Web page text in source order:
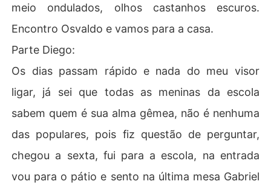
meio ondulados, olhos castanhos escuros.
Encontro Osvaldo e vamos para a casa.
Parte Diego:
Os dias passam rápido e nada do meu visor
ligar, já sei que todas as meninas da escola
sabem quem é sua alma gêmea, não é nenhuma
das populares, pois fiz questão de perguntar,
chegou a sexta, fui para a escola, na entrada
vou para o pátio e sento na última mesa Gabriel